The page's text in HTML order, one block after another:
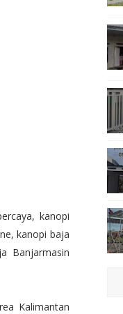
kanopi
kanopi baja
Banjarmasin
Kalimantan